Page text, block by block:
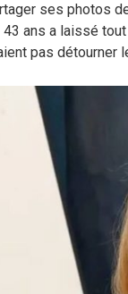
ses photos
43 ans a laissé
pas détourner